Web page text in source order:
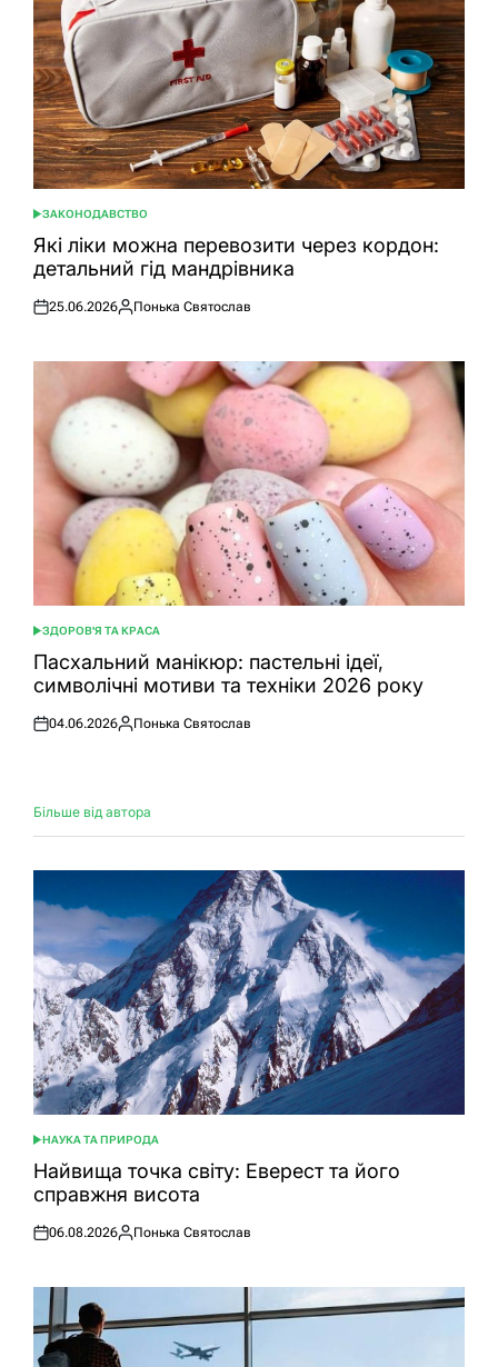
ОПУБЛІКУВАТИ
У
ЗАКОНОДАВСТВО
Які ліки можна перевозити через кордон:
детальний гід мандрівника
Оприлюднено
25.06.2026
Опубліковано
Понька Святослав
ОПУБЛІКУВАТИ
У
ЗДОРОВ'Я ТА КРАСА
Пасхальний манікюр: пастельні ідеї,
символічні мотиви та техніки 2026 року
Оприлюднено
04.06.2026
Опубліковано
Понька Святослав
Більше від автора
ОПУБЛІКУВАТИ
У
НАУКА ТА ПРИРОДА
Найвища точка світу: Еверест та його
справжня висота
Оприлюднено
06.08.2026
Опубліковано
Понька Святослав